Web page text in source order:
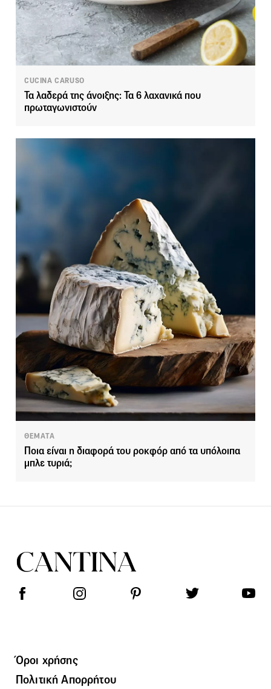
CUCINA CARUSO
Τα λαδερά της άνοιξης: Τα 6 λαχανικά που
πρωταγωνιστούν
ΘΕΜΑΤΑ
Ποια είναι η διαφορά του ροκφόρ από τα υπόλοιπα
μπλε τυριά;
Όροι χρήσης
Πολιτική Απορρήτου